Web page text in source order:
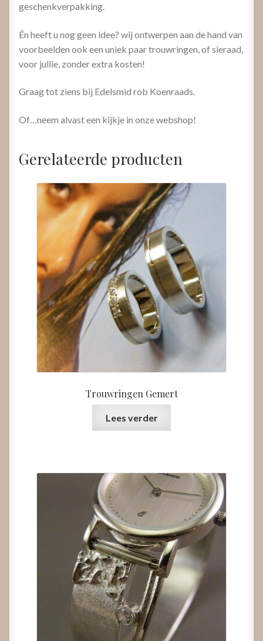
geschenkverpakking.
Én heeft u nog geen idee? wij ontwerpen aan de hand van
voorbeelden ook een uniek paar trouwringen, of sieraad,
voor jullie, zonder extra kosten!
Graag tot ziens bij Edelsmid rob Koenraads.
Of…neem alvast een kijkje in onze webshop!
Gerelateerde producten
Trouwringen Gemert
Lees verder